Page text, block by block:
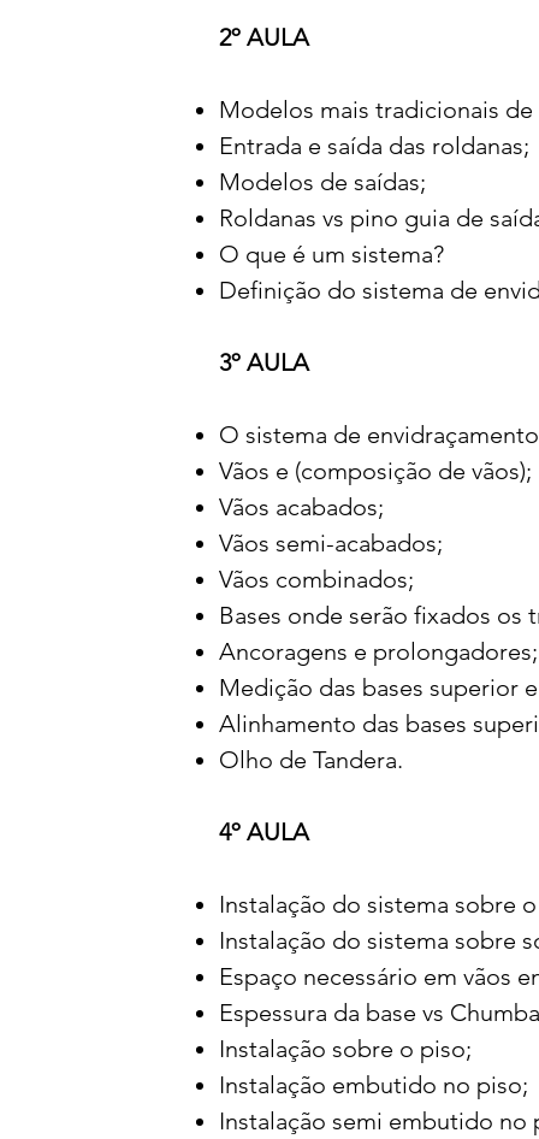
2º AULA
Modelos mais tradicionais
Entrada e saída das roldanas;
Modelos de saídas;
Roldanas vs pino guia de
O que é um sistema?
Definição do sistema de
3º AULA
O sistema de envidraçamento
Vãos e (composição de vãos);
Vãos acabados;
Vãos semi-acabados;
Vãos combinados;
Bases onde serão fixados
Ancoragens e prolongadores;
Medição das bases superior
Alinhamento das bases
Olho de Tandera.
4º AULA
Instalação do sistema sobre
Instalação do sistema sobre
Espaço necessário em vãos
Espessura da base vs
Instalação sobre o piso;
Instalação embutido no piso;
Instalação semi embutido no